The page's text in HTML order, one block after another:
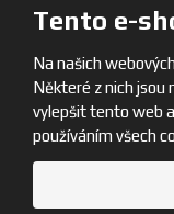
Tento e-
Na našich
Některé z nich jsou
vylepšit tento web
používáním všech